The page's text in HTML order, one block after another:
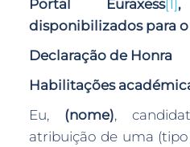
Portal Euraxess[1],
disponibilizados para
Declaração de Honra
Habilitações
Eu, (nome),
atribuição de uma